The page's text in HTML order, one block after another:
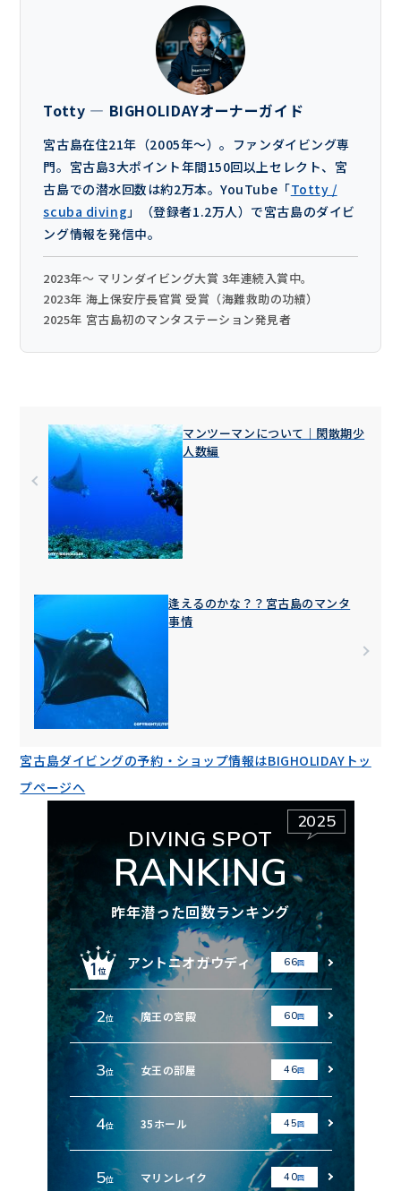
Totty — BIGHOLIDAYオーナーガイド
宮古島在住21年（2005年〜）。ファンダイビング専
門。宮古島3大ポイント年間150回以上セレクト、宮
古島での潜水回数は約2万本。YouTube「Totty /
scuba diving 」（登録者1.2万人）で宮古島のダイビ
ング情報を発信中。
2023年〜 マリンダイビング大賞 3年連続入賞中。
2023年 海上保安庁長官賞 受賞（海難救助の功績）
2025年 宮古島初のマンタステーション発見者
マンツーマンについて｜閑散期少
人数編
逢えるのかな？？宮古島のマンタ
事情
宮古島ダイビングの予約・ショップ情報はBIGHOLIDAYトッ
プページへ
2025
DIVING SPOT
RANKING
昨年潜った回数ランキング
アントニオガウディ 66回
2位 魔王の宮殿 60回
3位 女王の部屋 46回
4位 35ホール 45回
5位 マリンレイク 40回